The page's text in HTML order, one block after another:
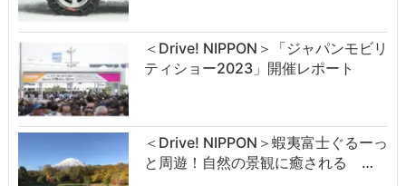
＜Drive! NIPPON＞「ジャパンモビリ
ティショー2023」開催レポート
＜Drive! NIPPON＞蝦夷富士ぐるーっ
と周遊！自然の景観に癒される …